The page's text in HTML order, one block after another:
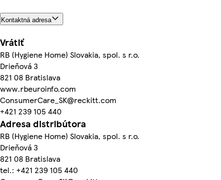
Kontaktná adresa
Vrátiť
RB (Hygiene Home) Slovakia, spol. s r.o.
Drieňová 3
821 08 Bratislava
www.rbeuroinfo.com
ConsumerCare_SK@reckitt.com
+421 239 105 440
Adresa distribútora
RB (Hygiene Home) Slovakia, spol. s r.o.
Drieňová 3
821 08 Bratislava
tel.: +421 239 105 440